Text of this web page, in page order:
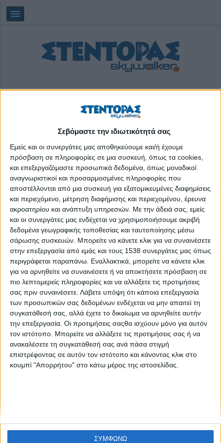
Σεβόμαστε την ιδιωτικότητά σας
Εμείς και οι συνεργάτες μας αποθηκεύουμε και/ή έχουμε
πρόσβαση σε πληροφορίες σε μια συσκευή, όπως τα cookies,
και επεξεργαζόμαστε προσωπικά δεδομένα, όπως μοναδικοί
αναγνωριστικοί και προσαρμοσμένες πληροφορίες που
αποστέλλονται από μια συσκευή για εξατομικευμένες διαφημίσεις
και περιεχόμενο, μέτρηση διαφήμισης και περιεχομένου, έρευνα
ακροατηρίου και ανάπτυξη υπηρεσιών. Με την άδειά σας, εμείς
και οι συνεργάτες μας ενδέχεται να χρησιμοποιήσουμε ακριβή
δεδομένα γεωγραφικής τοποθεσίας και ταυτοποίησης μέσω
σάρωσης συσκευών. Μπορείτε να κάνετε κλικ για να συναινέσετε
στην επεξεργασία από εμάς και τους 1538 συνεργάτες μας όπως
περιγράφεται παραπάνω. Εναλλακτικά, μπορείτε να κάνετε κλικ
για να αρνηθείτε να συναινέσετε ή να αποκτήσετε πρόσβαση σε
πιο λεπτομερείς πληροφορίες και να αλλάξετε τις προτιμήσεις
σας πριν συναινέσετε. Λάβετε υπόψη ότι κάποια επεξεργασία
των προσωπικών σας δεδομένων ενδέχεται να μην απαιτεί τη
συγκατάθεσή σας, αλλά έχετε το δικαίωμα να αρνηθείτε αυτήν
την επεξεργασία. Οι προτιμήσεις σαςθα ισχύουν μόνο για αυτόν
τον ιστότοπο. Μπορείτε να αλλάξετε τις προτιμήσεις σας ή να
ανακαλέσετε τη συγκατάθεσή σας ανά πάσα στιγμή
επιστρέφοντας σε αυτόν τον ιστότοπο και κάνοντας κλικ στο
κουμπί "Απορρήτου" στο κάτω μέρος της ιστοσελίδας.
ΣΥΜΦΩΝΩ
Κυριακή, 09/08/2026 08:13:16
εγκαταλελειμμένα παιδιά
Εθελοντική Διακονία Ασθενών: Δίνεις αγάπη, παίρνεις
χαρά
None feed
CONNECT
NEWSLETTER